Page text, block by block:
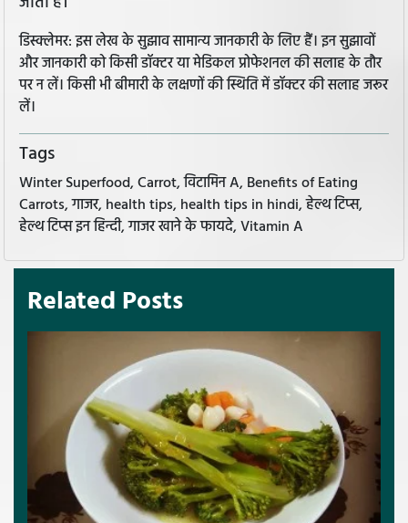
डिस्क्लेमर: इस लेख के सुझाव सामान्य जानकारी के लिए हैं। इन सुझावों
और जानकारी को किसी डॉक्टर या मेडिकल प्रोफेशनल की सलाह के तौर
पर न लें। किसी भी बीमारी के लक्षणों की स्थिति में डॉक्टर की सलाह जरूर
लें।
Tags
Winter Superfood, Carrot, विटामिन A, Benefits of Eating
Carrots, गाजर, health tips, health tips in hindi, हेल्थ टिप्स,
हेल्थ टिप्स इन हिन्दी, गाजर खाने के फायदे, Vitamin A
Related Posts